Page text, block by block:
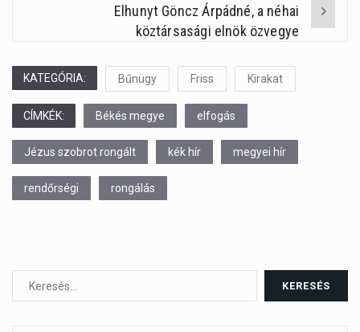
Elhunyt Göncz Árpádné, a néhai
köztársasági elnök özvegye
KATEGÓRIA: Bűnügy Friss Kirakat
CÍMKÉK: Békés megye elfogás
Jézus szobrot rongált kék hír megyei hír
rendőrségi rongálás